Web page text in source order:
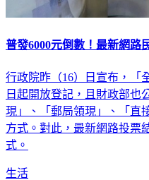
普發6000元倒數！最新網路
行政院昨（16）日宣布，「
日起開放登記，且財政部也
現」、「郵局領現」、「直
方式。對此，最新網路投票
式。
生活